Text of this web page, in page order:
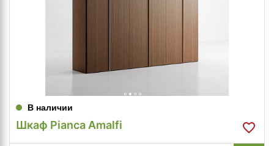
В наличии
Шкаф Pianca Amalfi